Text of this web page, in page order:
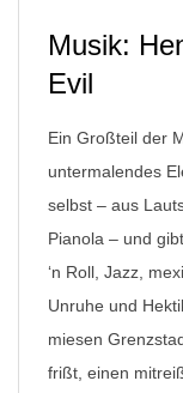
Musik:
Evil
Ein Großteil der
untermalendes
selbst – aus
Pianola – und
‘n Roll, Jazz,
Unruhe und
miesen
frißt, einen